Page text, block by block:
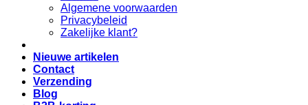
Algemene voorwaarden
Privacybeleid
Zakelijke klant?
Nieuwe artikelen
Contact
Verzending
Blog